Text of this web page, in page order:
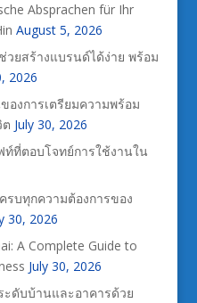
Absprachen für Ihr
August 5, 2026
วยสร้างแบรนด์ได้ง่าย พร้อม
2026
องการเตรียมความพร้อม
July 30, 2026
ที่ตอบโจทย์การใช้งานใน
บทุกความต้องการของ
30, 2026
A Complete Guide to
July 30, 2026
ะดับบ้านและอาคารด้วย